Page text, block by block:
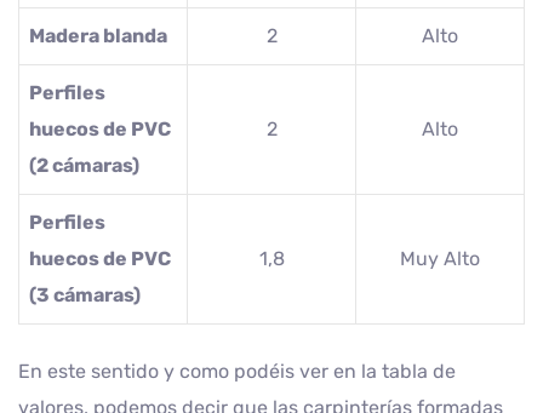
Madera blanda 2 Alto
Perfiles
huecos de PVC
(2 cámaras)
2 Alto
Perfiles
huecos de PVC
(3 cámaras)
1,8 Muy Alto
En este sentido y como podéis ver en la tabla de
valores, podemos decir que las carpinterías formadas